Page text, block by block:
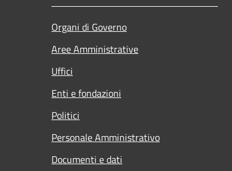
Organi di Governo
Aree Amministrative
Uffici
Enti e fondazioni
Politici
Personale Amministrativo
Documenti e dati